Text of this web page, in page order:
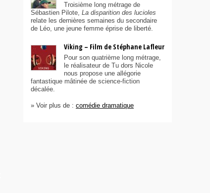
Troisième long métrage de
Sébastien Pilote, La disparition des lucioles
relate les dernières semaines du secondaire
de Léo, une jeune femme éprise de liberté.
Viking – Film de Stéphane Lafleur
Pour son quatrième long métrage,
le réalisateur de Tu dors Nicole
nous propose une allégorie
fantastique mâtinée de science-fiction
décalée.
» Voir plus de : comédie dramatique